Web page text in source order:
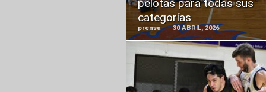
pelotas para todas sus
categorías
prensa 30 ABRIL, 2026